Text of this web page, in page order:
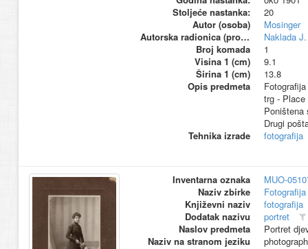
Stoljeće nastanka:
20
Autor (osoba)
Mosinger
Autorska radionica (proizvođač)
Naklada
Broj komada
1
Visina 1 (cm)
9.1
Širina 1 (cm)
13.8
Opis predmeta
trg -
Poništena
Drugi
Tehnika izrade
fotografija
Inventarna oznaka
MUO-
Naziv zbirke
Književni naziv
fotografija
Dodatak nazivu
portret
Naslov predmeta
Portret
Naziv na stranom jeziku